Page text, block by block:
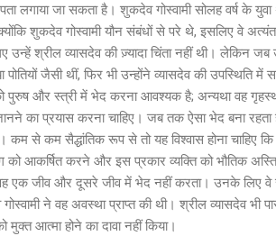
लगाया जा सकता है। शुकदेव गोस्वामी सोलह वर्ष के
शुकदेव गोस्वामी यौन संबंधों से परे थे, इसलिए वे
उन्हें श्रील व्यासदेव की ज़्यादा चिंता नहीं थी। लेकिन
जैसी थीं, फिर भी उन्होंने व्यासदेव की उपस्थिति में
पुरुष और स्त्री में भेद करना आवश्यक है; अन्यथा वह
का प्रयास करना चाहिए। जब तक ऐसा भेद बना
कम से कम सैद्धांतिक रूप से तो यह विश्वास होना चाहिए
को आकर्षित करने और इस प्रकार व्यक्ति को भौतिक
एक जीव और दूसरे जीव में भेद नहीं करता। उनके लिए वे
ने वह अवस्था प्राप्त की थी। श्रील व्यासदेव
मुक्त आत्मा होने का दावा नहीं किया।